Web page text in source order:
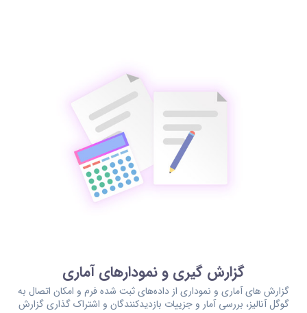
گزارش گیری و نمودارهای آماری
گزارش های آماری و نموداری از داده‌های ثبت شده فرم و امکان اتصال به
گوگل آنالیز، بررسی آمار و جزییات بازدیدکنندگان و اشتراک گذاری گزارش